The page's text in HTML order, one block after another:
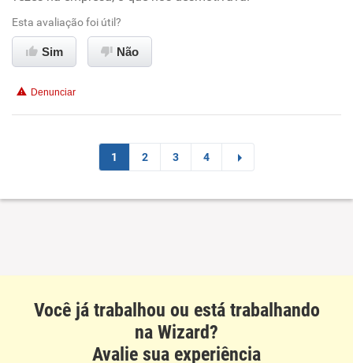
Esta avaliação foi útil?
Sim Não
Denunciar
1 2 3 4
Você já trabalhou ou está trabalhando
na Wizard?
Avalie sua experiência